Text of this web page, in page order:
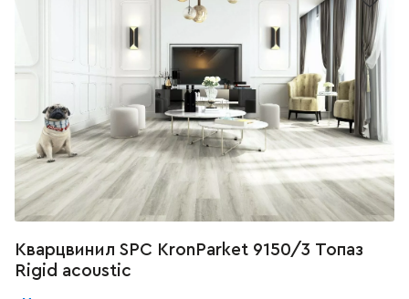
Кварцвинил SPC KronParket 9150/3 Топаз
Rigid acoustic